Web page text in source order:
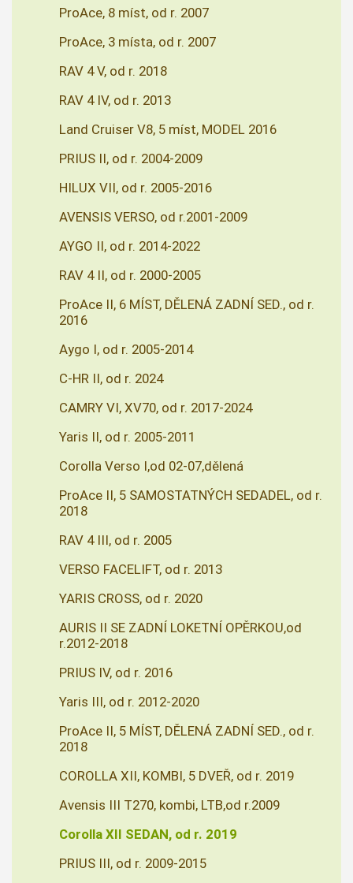
ProAce, 8 míst, od r. 2007
ProAce, 3 místa, od r. 2007
RAV 4 V, od r. 2018
RAV 4 IV, od r. 2013
Land Cruiser V8, 5 míst, MODEL 2016
PRIUS II, od r. 2004-2009
HILUX VII, od r. 2005-2016
AVENSIS VERSO, od r.2001-2009
AYGO II, od r. 2014-2022
RAV 4 II, od r. 2000-2005
ProAce II, 6 MÍST, DĚLENÁ ZADNÍ SED., od r.
2016
Aygo I, od r. 2005-2014
C-HR II, od r. 2024
CAMRY VI, XV70, od r. 2017-2024
Yaris II, od r. 2005-2011
Corolla Verso I,od 02-07,dělená
ProAce II, 5 SAMOSTATNÝCH SEDADEL, od r.
2018
RAV 4 III, od r. 2005
VERSO FACELIFT, od r. 2013
YARIS CROSS, od r. 2020
AURIS II SE ZADNÍ LOKETNÍ OPĚRKOU,od
r.2012-2018
PRIUS IV, od r. 2016
Yaris III, od r. 2012-2020
ProAce II, 5 MÍST, DĚLENÁ ZADNÍ SED., od r.
2018
COROLLA XII, KOMBI, 5 DVEŘ, od r. 2019
Avensis III T270, kombi, LTB,od r.2009
Corolla XII SEDAN, od r. 2019
PRIUS III, od r. 2009-2015